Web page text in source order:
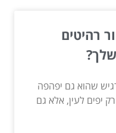
רהיטים
שהוא גם יפהפה
יפים לעין, אלא גם